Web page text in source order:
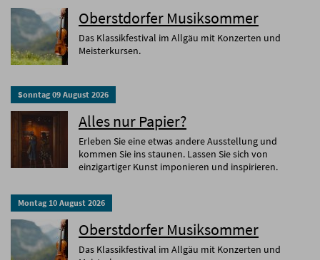
Oberstdorfer Musiksommer
Das Klassikfestival im Allgäu mit Konzerten und
Meisterkursen.
Sonntag 09 August 2026
Alles nur Papier?
Erleben Sie eine etwas andere Ausstellung und
kommen Sie ins staunen. Lassen Sie sich von
einzigartiger Kunst imponieren und inspirieren.
Montag 10 August 2026
Oberstdorfer Musiksommer
Das Klassikfestival im Allgäu mit Konzerten und